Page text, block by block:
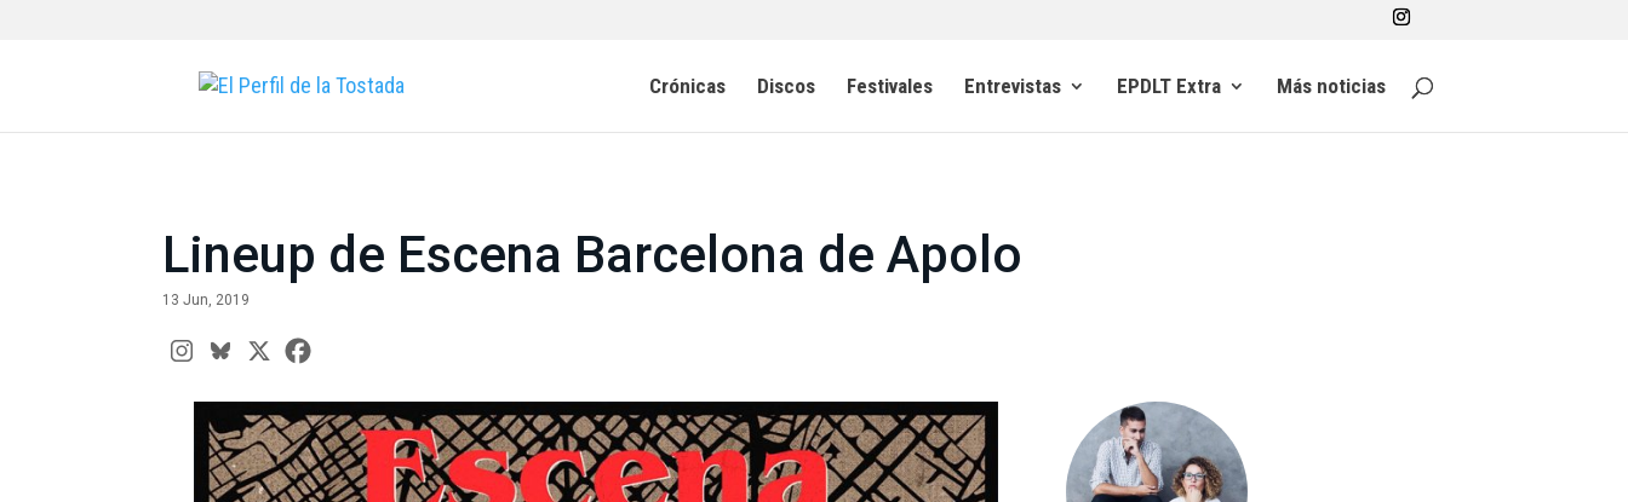
Crónicas Discos Festivales Entrevistas EPDLT Extra Más noticias
Lineup de Escena Barcelona de Apolo
13 Jun, 2019